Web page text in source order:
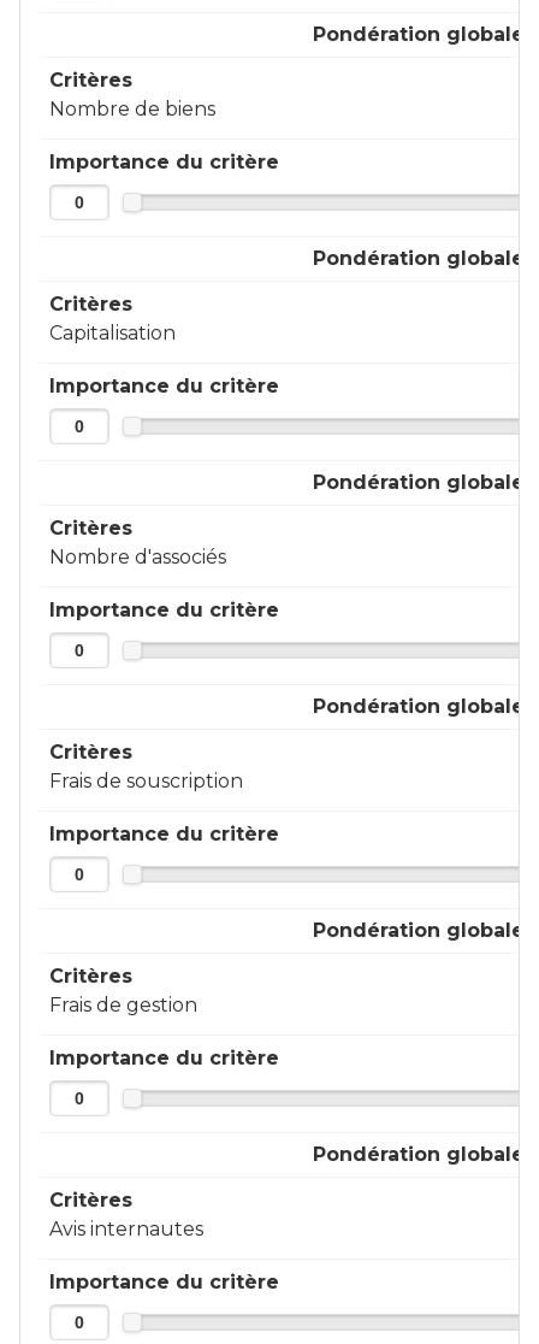
Pondération globale
Critères
Nombre de biens
Importance du critère
Pondération globale
Critères
Capitalisation
Importance du critère
Pondération globale
Critères
Nombre d'associés
Importance du critère
Pondération globale
Critères
Frais de souscription
Importance du critère
Pondération globale
Critères
Frais de gestion
Importance du critère
Pondération globale
Critères
Avis internautes
Importance du critère